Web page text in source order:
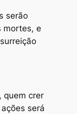
serão
mortes, e
quem crer
será